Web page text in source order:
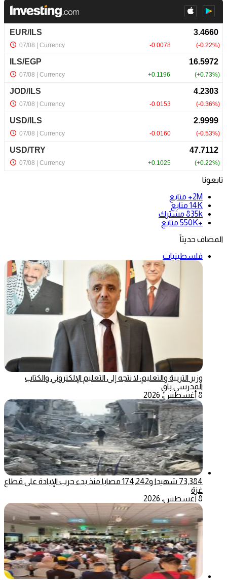
تابعونا
2M+
متابع
14K متابع
835k مشترك
+550K
متابع
المضاف حديثاً
فلسطينيات
وزير التربية والتعليم: لا نتجه إلى التعليم الإلكتروني والكتاب
المدرسي باقٍ
8 أغسطس، 2026
73,384 شهيدا و174,242 مصابا منذ بدء حرب الإبادة على قطاع
غزة
8 أغسطس، 2026